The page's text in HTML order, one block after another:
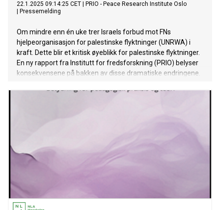
22.1.2025 09:14:25 CET
PRIO - Peace Research Institute Oslo
Pressemelding
Om mindre enn én uke trer Israels forbud mot FNs
hjelpeorganisasjon for palestinske flyktninger (UNRWA) i
kraft. Dette blir et kritisk øyeblikk for palestinske flyktninger.
En ny rapport fra Institutt for fredsforskning (PRIO) belyser
konsekvensene på bakken av disse dramatiske endringene.